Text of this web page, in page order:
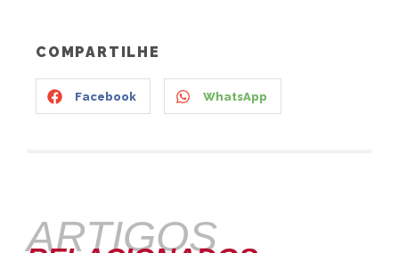
COMPARTILHE
Facebook WhatsApp
ARTIGOS